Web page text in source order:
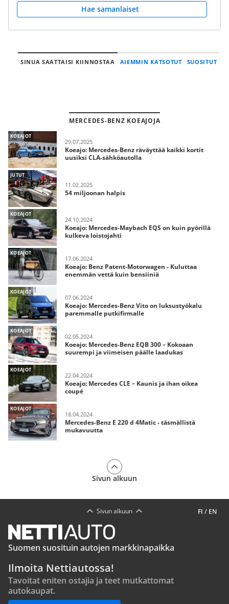
Hae samanlaiset
SINUA SAATTAISI KIINNOSTAA AIEMMIN KATSOTUT SUOSITUT
MERCEDES-BENZ KOEAJOJA
KOEAJOT
29.07.2025
Koeajo: Mercedes-Benz räväyttää kaikki kortit
uusiksi CLA-sähköautolla
JUTUT
11.02.2025
54 miljoonan halpis
KOEAJOT
24.10.2024
Koeajo: Mercedes-Maybach EQS on kuin pyörillä
kulkeva loistojahti
KOEAJOT
17.06.2024
Koeajo: Benz Patent-Motorwagen - Kuluttaa
enemmän vettä kuin bensiiniä
KOEAJOT
07.06.2024
Koeajo: Mercedes-Benz Vito on luksustyökalu
paremmalle putkifirmalle
KOEAJOT
02.05.2024
Koeajo: Mercedes-Benz EQB 300 – Kokoaan
suurempi ja viimeisen päälle laadukas
KOEAJOT
22.04.2024
Koeajo: Mercedes CLE – Kaunis ja ihan oikea
coupé
KOEAJOT
18.04.2024
Mercedes-Benz E 220 d 4Matic - täsmällistä
mukavuutta
Sivun alkuun
FI / EN
Sivun alkuun
Suomen suosituin autojen markkinapaikka
Ilmoita Nettiautossa!
Tavoitat eniten ostajia ja teet mutkattomat
autokaupat.